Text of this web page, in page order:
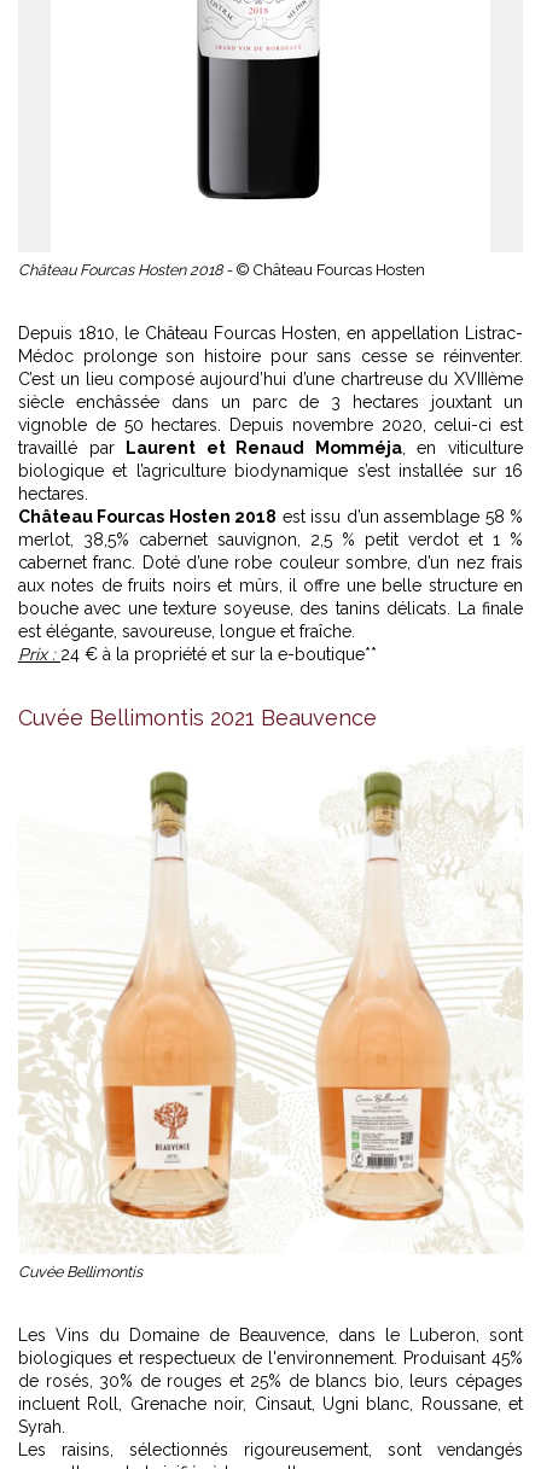
Château Fourcas Hosten 2018 - © Château Fourcas Hosten
Depuis 1810, le Château Fourcas Hosten, en appellation Listrac-
Médoc prolonge son histoire pour sans cesse se réinventer.
C’est un lieu composé aujourd’hui d’une chartreuse du XVIIIème
siècle enchâssée dans un parc de 3 hectares jouxtant un
vignoble de 50 hectares. Depuis novembre 2020, celui-ci est
travaillé par
Laurent et Renaud Momméja, en viticulture
biologique et l’agriculture biodynamique s’est installée sur 16
hectares.
Château Fourcas Hosten 2018 est issu d’un assemblage 58 %
merlot, 38,5% cabernet sauvignon, 2,5 % petit verdot et 1 %
cabernet franc. Doté d’une robe couleur sombre, d’un nez frais
aux notes de fruits noirs et mûrs, il offre une belle structure en
bouche avec une texture soyeuse, des tanins délicats. La finale
est élégante, savoureuse, longue et fraîche.
Prix : 24 € à la propriété et sur la e-boutique**
Cuvée Bellimontis 2021 Beauvence
Cuvée Bellimontis
Les Vins du Domaine de Beauvence, dans le Luberon, sont
biologiques et respectueux de l'environnement. Produisant 45%
de rosés, 30% de rouges et 25% de blancs bio, leurs cépages
incluent Roll, Grenache noir, Cinsaut, Ugni blanc, Roussane, et
Syrah.
Les raisins, sélectionnés rigoureusement, sont vendangés